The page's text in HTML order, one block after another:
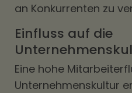
an Konkurrenten zu
Einfluss auf die
Eine hohe
Unternehmenskultur